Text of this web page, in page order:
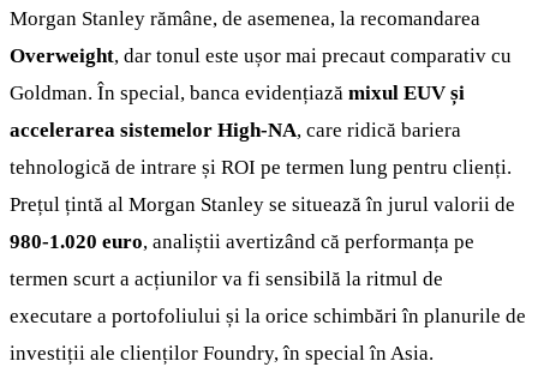
Morgan Stanley rămâne, de asemenea, la recomandarea
Overweight, dar tonul este ușor mai precaut comparativ cu
Goldman. În special, banca evidențiază mixul EUV și
accelerarea sistemelor High-NA, care ridică bariera
tehnologică de intrare și ROI pe termen lung pentru clienți.
Prețul țintă al Morgan Stanley se situează în jurul valorii de
980-1.020 euro, analiștii avertizând că performanța pe
termen scurt a acțiunilor va fi sensibilă la ritmul de
executare a portofoliului și la orice schimbări în planurile de
investiții ale clienților Foundry, în special în Asia.